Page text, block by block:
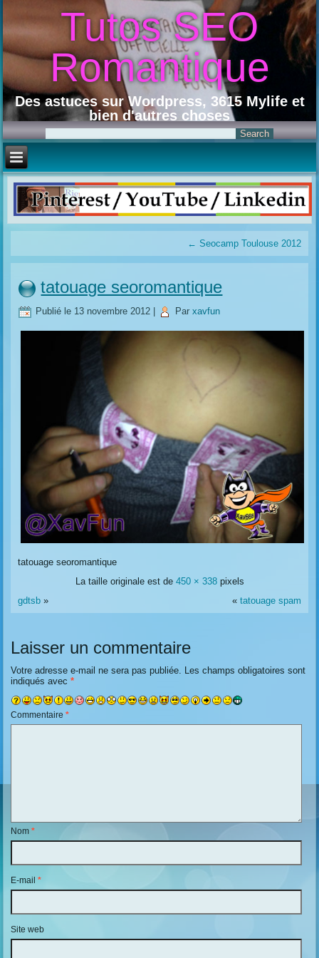
Tutos SEO
Romantique
Des astuces sur Wordpress, 3615 Mylife et
bien d'autres choses
← Seocamp Toulouse 2012
tatouage seoromantique
Publié le 13 novembre 2012 Par xavfun
tatouage seoromantique
La taille originale est de 450 × 338pixels
gdtsb » « tatouage spam
Laisser un commentaire
Votre adresse e-mail ne sera pas publiée.
Les champs obligatoires sont
indiqués avec*
Commentaire*
Nom*
E-mail*
Site web